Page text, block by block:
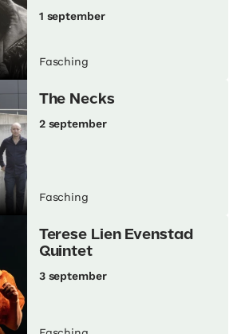
1 september
Fasching
The Necks
2 september
Fasching
Terese Lien Evenstad
Quintet
3 september